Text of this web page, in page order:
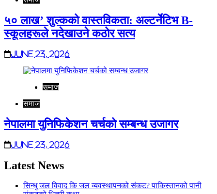
५० लाख’ शुल्कको वास्तविकता: अल्टर्नेटिभ B-
स्कूलहरूले नदेखाउने कठोर सत्य
June 23, 2026
समाज
समाज
नेपालमा युनिफिकेशन चर्चको सम्बन्ध उजागर
June 23, 2026
Latest News
सिन्धु जल विवाद कि जल व्यवस्थापनको संकट? पाकिस्तानको पानी